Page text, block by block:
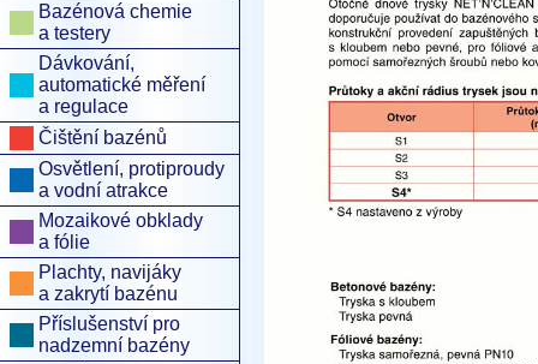
Bazénová chemie
a testery
Dávkování,
automatické měření
a regulace
Čištění bazénů
Osvětlení, protiproudy
a vodní atrakce
Mozaikové obklady
a fólie
Plachty, navijáky
a zakrytí bazénu
Příslušenství pro
nadzemní bazény